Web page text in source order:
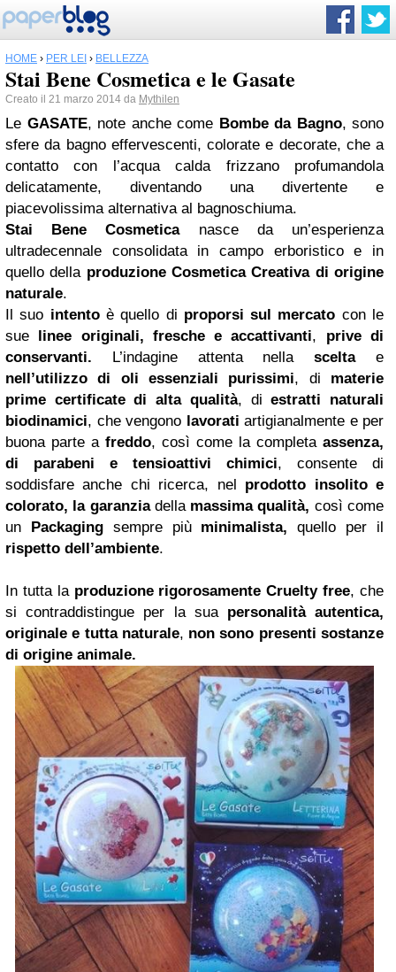
HOME › PER LEI › BELLEZZA
Stai Bene Cosmetica e le Gasate
Creato il 21 marzo 2014 da Mythilen
Le GASATE, note anche come Bombe da Bagno, sono
sfere da bagno effervescenti, colorate e decorate, che a
contatto con l’acqua calda frizzano profumandola
delicatamente, diventando una divertente e
piacevolissima alternativa al bagnoschiuma.
Stai Bene Cosmeticanasce da un’esperienza
ultradecennale consolidata in campo erboristico e in
quello della produzione Cosmetica Creativa di origine
naturale.
Il suo intento è quello di proporsi sul mercato con le
sue linee originali, fresche e accattivanti, prive di
conservanti. L’indagine attenta nellasceltae
nell’utilizzo di oli essenziali purissimi, di materie
prime certificate di alta qualità, diestratti naturali
biodinamici, che vengono lavorati artigianalmente e per
buona parte a freddo, così come la completa assenza,
di parabeni e tensioattivi chimici, consente di
soddisfare anche chi ricerca, nel prodotto insolito e
colorato, la garanzia dellamassima qualità, così come
un Packaging sempre piùminimalista,quello per il
rispetto dell’ambiente.
In tutta la produzione rigorosamente Cruelty free, che
si contraddistingue per la sua personalità autentica,
originale e tutta naturale, non sono presenti sostanze
di origine animale.